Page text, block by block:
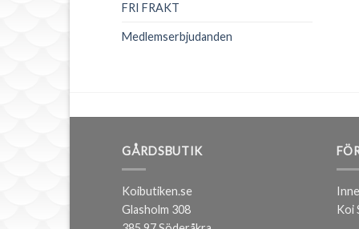
Ange din mail
FRI FRAKT
Medlemserbjudanden
GÅRDSBUTIK
Koibutiken.se
Glasholm 308
Koi